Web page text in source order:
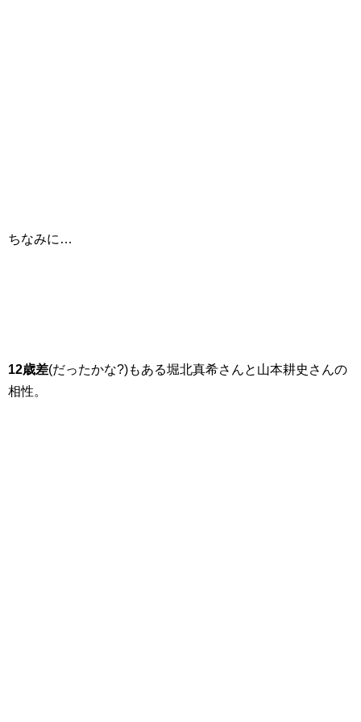
ちなみに…
12歳差(だったかな?)もある堀北真希さんと山本耕史さんの
相性。